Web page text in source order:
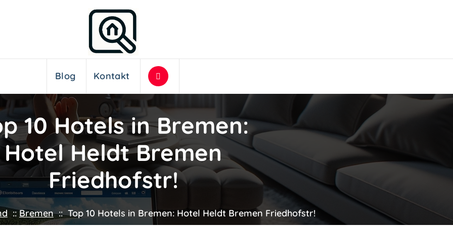
Blog Kontakt
10 Hotels in Bremen:
Hotel Heldt Bremen
Friedhofstr!
::Bremen:: Top 10 Hotels in Bremen: Hotel Heldt Bremen Friedhofstr!